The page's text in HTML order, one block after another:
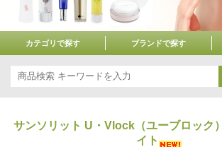
カテゴリで探す ブランドで探す
サンソリット U・Vlock（ユーブロック
イト